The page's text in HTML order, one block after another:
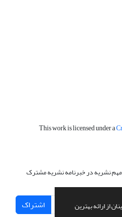
از ارائه بهترین
This work is licensed under a
مهم نشریه در خبرنامه نشریه مشترک
اشتراک